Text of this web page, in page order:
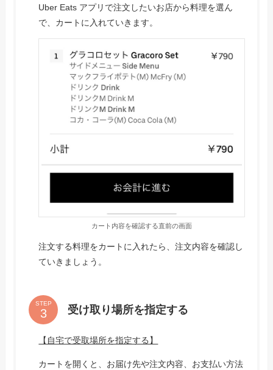
Uber Eats アプリで注文したいお店から料理を選ん
で、カートに入れていきます。
カート内容を確認する直前の画面
注文する料理をカートに入れたら、注文内容を確認し
ていきましょう。
STEP
受け取り場所を指定する
【自宅で受取場所を指定する】
カートを開くと、お届け先や注文内容、お支払い方法